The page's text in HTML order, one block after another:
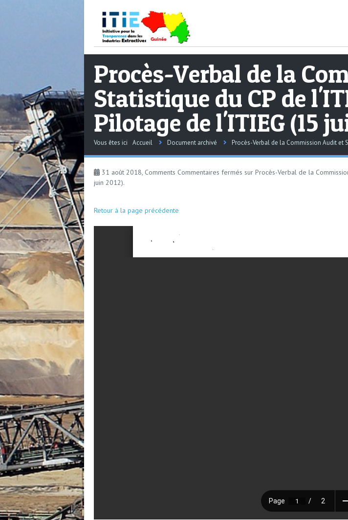
Procès-Verbal de la
Statistique du CP de
Pilotage de l'ITIEG (15
Vous êtes ici Accueil Document archivé Procès-Verbal de la Commission Audit et
31 août 2018, Comments Commentaires fermés sur Procès-Verbal de la
juin 2012).
Retour à la page précédente